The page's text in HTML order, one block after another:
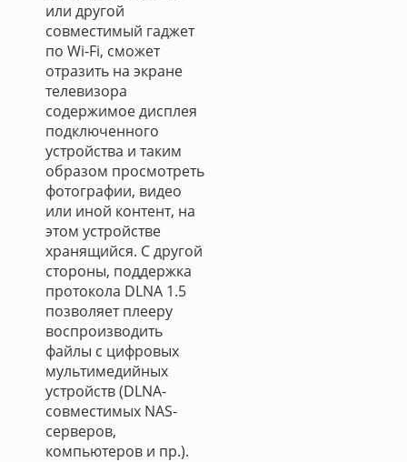
или другой
совместимый гаджет
по Wi-Fi, сможет
отразить на экране
телевизора
содержимое дисплея
подключенного
устройства и таким
образом просмотреть
фотографии, видео
или иной контент, на
этом устройстве
хранящийся. С другой
стороны, поддержка
протокола DLNA 1.5
позволяет плееру
воспроизводить
файлы с цифровых
мультимедийных
устройств (DLNA-
совместимых NAS-
серверов,
компьютеров и пр.).